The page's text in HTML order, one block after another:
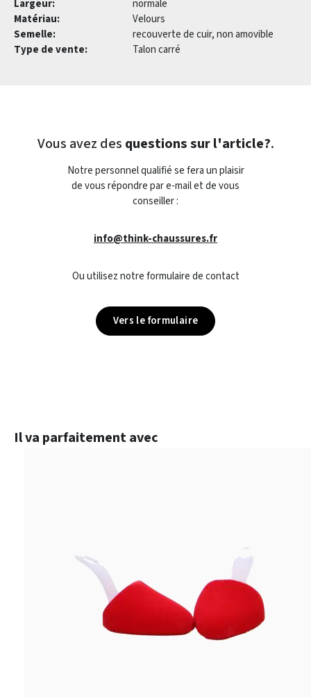
Largeur:
normale
Matériau:
Velours
Semelle:
recouverte de cuir, non amovible
Type de vente:
Talon carré
Vous avez des questions sur l'article?.
Notre personnel qualifié se fera un plaisir
de vous répondre par e-mail et de vous
conseiller :
info@think-chaussures.fr
Ou utilisez notre formulaire de contact
Vers le formulaire
Ignorer la galerie de produits
Il va parfaitement avec